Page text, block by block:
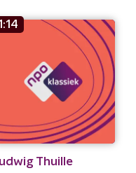
Thuille